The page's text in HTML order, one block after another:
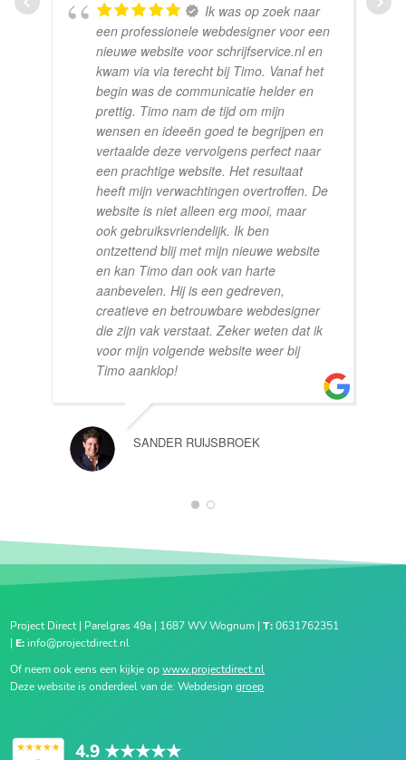
Ik was op zoek naar
een professionele webdesigner voor een
nieuwe website voor schrijfservice.nl en
kwam via via terecht bij Timo. Vanaf het
begin was de communicatie helder en
prettig. Timo nam de tijd om mijn
wensen en ideeën goed te begrijpen en
vertaalde deze vervolgens perfect naar
een prachtige website. Het resultaat
heeft mijn verwachtingen overtroffen. De
website is niet alleen erg mooi, maar
ook gebruiksvriendelijk. Ik ben
ontzettend blij met mijn nieuwe website
en kan Timo dan ook van harte
aanbevelen. Hij is een gedreven,
creatieve en betrouwbare webdesigner
die zijn vak verstaat. Zeker weten dat ik
voor mijn volgende website weer bij
Timo aanklop!
SANDER RUIJSBROEK
1 2
Project Direct | Parelgras 49a | 1687 WV Wognum |T:0631762351
| E: info@projectdirect.nl
Of neem ook eens een kijkje opwww.projectdirect.nl
Deze website is onderdeel van de: Webdesigngroep
4.9 ★★★★★